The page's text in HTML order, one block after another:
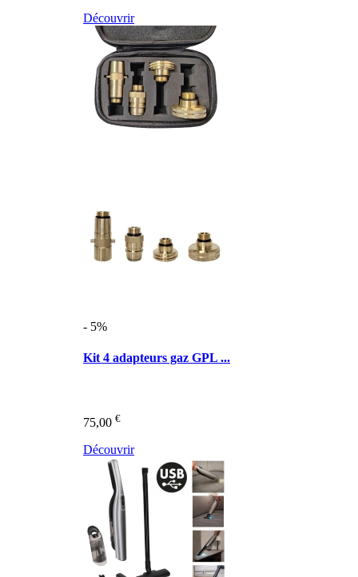
Découvrir
- 5%
Kit 4 adapteurs gaz GPL ...
75,00 €
Découvrir